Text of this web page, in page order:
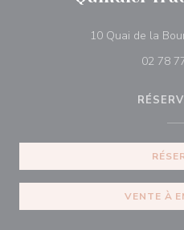
10 Quai de la
02 78
VENTE À